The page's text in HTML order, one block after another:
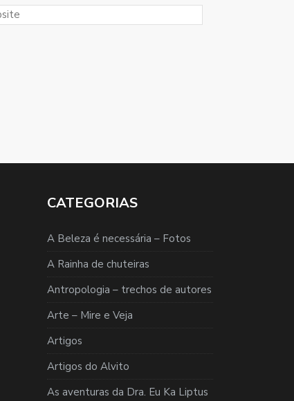
CATEGORIAS
A Beleza é necessária – Fotos
A Rainha de chuteiras
Antropologia – trechos de autores
Arte – Mire e Veja
Artigos
Artigos do Alvito
As aventuras da Dra. Eu Ka Liptus